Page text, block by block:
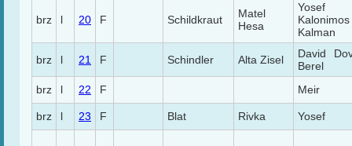
brz l 20 F Schildkraut
Matel
Hesa
Yosef
Kalonimos
Kalman
brz l 21 F Schindler Alta Zisel
David
Berel
brz
l 22 F Meir
brz l 23 F Blat Rivka Yosef